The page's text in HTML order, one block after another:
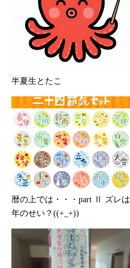
半夏生とたこ
暦の上では・・・part Ⅱ ズレは
年のせい？((+_+))